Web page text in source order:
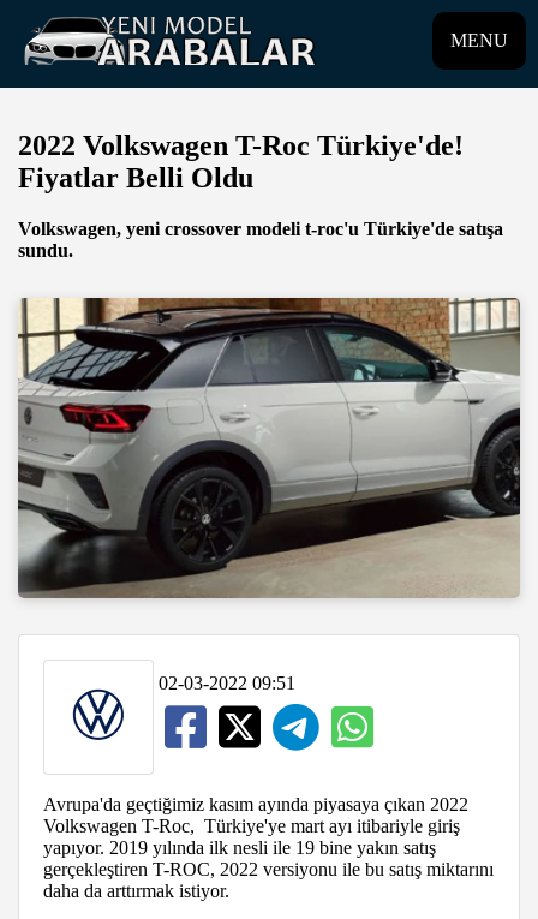
MENU
2022 Volkswagen T-Roc Türkiye'de!
Fiyatlar Belli Oldu
Volkswagen, yeni crossover modeli t-roc'u Türkiye'de satışa
sundu.
02-03-2022 09:51
Avrupa'da geçtiğimiz kasım ayında piyasaya çıkan 2022
Volkswagen T-Roc, Türkiye'ye mart ayı itibariyle giriş
yapıyor. 2019 yılında ilk nesli ile 19 bine yakın satış
gerçekleştiren T-ROC, 2022 versiyonu ile bu satış miktarını
daha da arttırmak istiyor.